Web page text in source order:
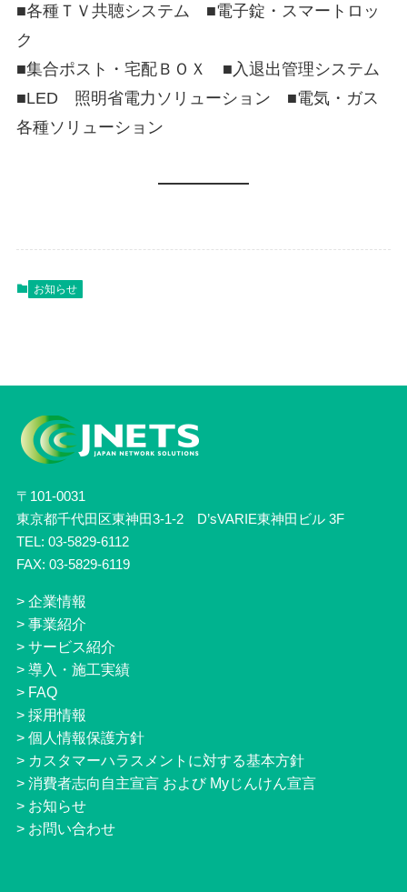
■各種ＴＶ共聴システム ■電子錠・スマートロッ
ク
■集合ポスト・宅配ＢＯＸ ■入退出管理システム
■LED 照明省電力ソリューション ■電気・ガス
各種ソリューション
お知らせ
〒101-0031
東京都千代田区東神田3-1-2 D’sVARIE東神田ビル 3F
TEL: 03-5829-6112
FAX: 03-5829-6119
> 企業情報
> 事業紹介
> サービス紹介
> 導入・施工実績
> FAQ
> 採用情報
> 個人情報保護方針
> カスタマーハラスメントに対する基本方針
> 消費者志向自主宣言 および Myじんけん宣言
> お知らせ
> お問い合わせ